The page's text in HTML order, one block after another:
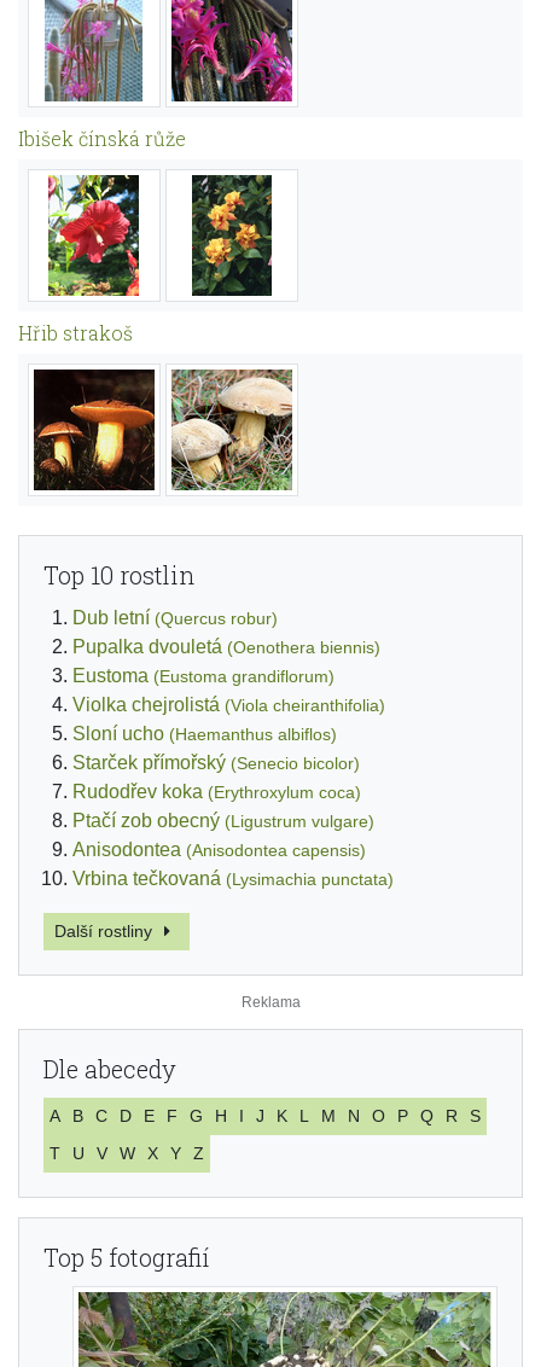
Ibišek čínská růže
Hřib strakoš
Top 10 rostlin
Dub letní (Quercus robur)
Pupalka dvouletá (Oenothera biennis)
Eustoma (Eustoma grandiflorum)
Violka chejrolistá (Viola cheiranthifolia)
Sloní ucho (Haemanthus albiflos)
Starček přímořský (Senecio bicolor)
Rudodřev koka (Erythroxylum coca)
Ptačí zob obecný (Ligustrum vulgare)
Anisodontea (Anisodontea capensis)
Vrbina tečkovaná (Lysimachia punctata)
Další rostliny
Dle abecedy
A B C D E F G H I J K L M N O P Q R
S
T
U V W X Y Z
Top 5 fotografií